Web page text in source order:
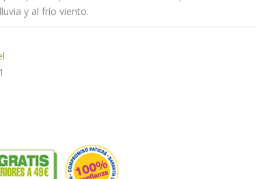
y al frío viento.